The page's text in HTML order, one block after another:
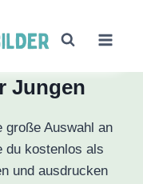
Jungen
große Auswahl an
du kostenlos als
und ausdrucken